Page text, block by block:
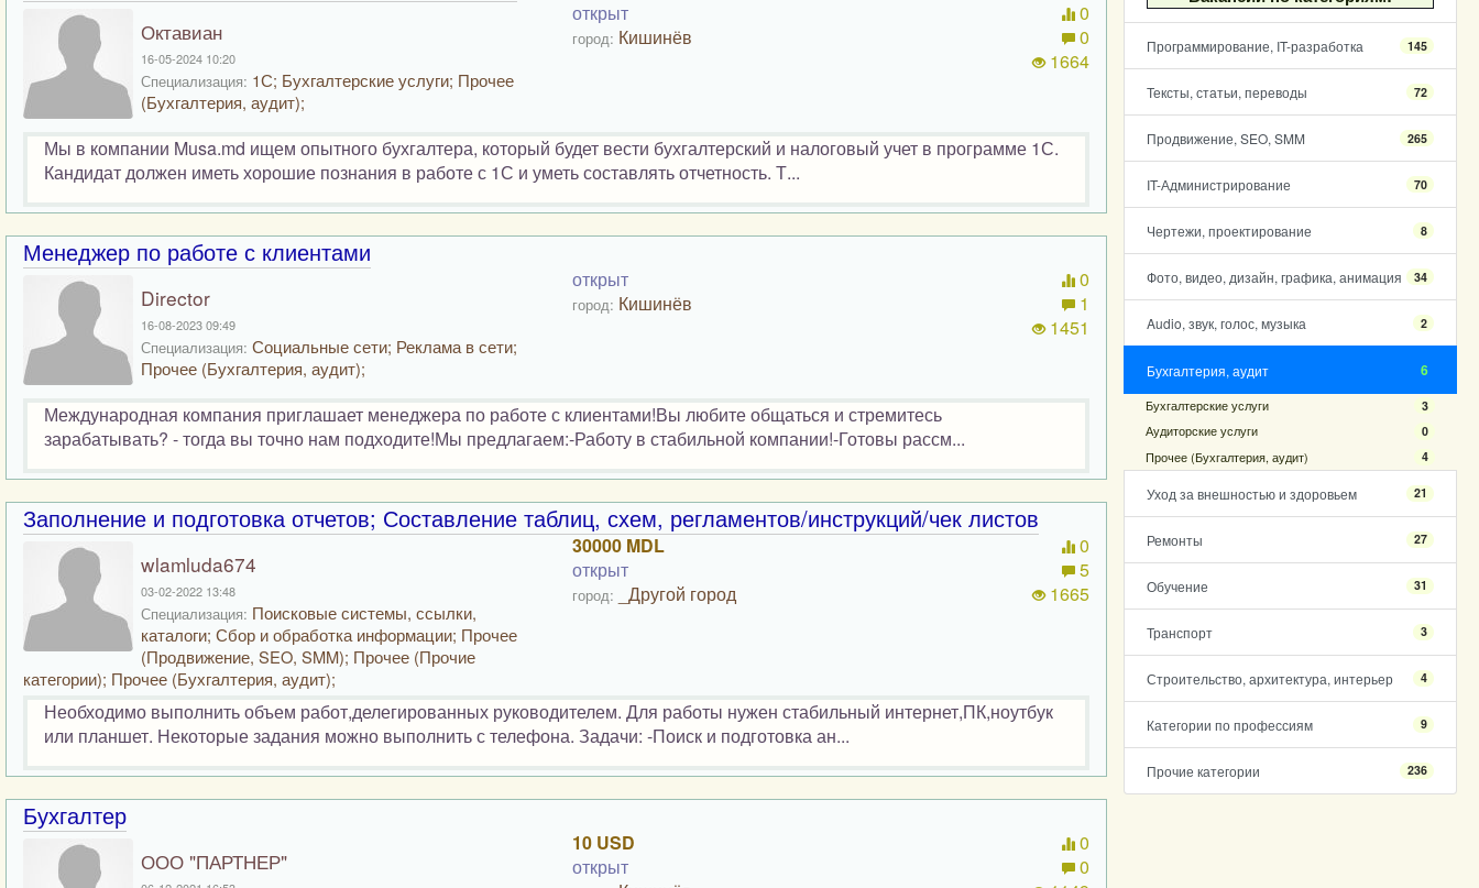
Программирование, IT-разработка 145
Тексты, статьи, переводы 72
Продвижение, SEO, SMM 265
IT-Администрирование 70
Чертежи, проектирование 8
Фото, видео, дизайн, графика, анимация 34
Audio, звук, голос, музыка 2
Бухгалтерия, аудит 6
Бухгалтерские услуги 3
Аудиторские услуги 0
Прочее (Бухгалтерия, аудит) 4
Уход за внешностью и здоровьем 21
Ремонты 27
Обучение 31
Транспорт 3
Строительство, архитектура, интерьер 4
Категории по профессиям 9
Прочие категории 236
Октавиан
16-05-2024 10:20
Специализация: 1С; Бухгалтерские услуги; Прочее
(Бухгалтерия, аудит);
открыт
город: Кишинёв
0
0
1664
Мы в компании Musa.md ищем опытного бухгалтера, который будет вести бухгалтерский и налоговый учет в программе 1С.
Кандидат должен иметь хорошие познания в работе с 1С и уметь составлять отчетность. Т...
Менеджер по работе с клиентами
Director
16-08-2023 09:49
Специализация: Социальные сети; Реклама в сети;
Прочее (Бухгалтерия, аудит);
открыт
город: Кишинёв
0
1
1451
Международная компания приглашает менеджера по работе с клиентами!Вы любите общаться и стремитесь
зарабатывать? - тогда вы точно нам подходите!Мы предлагаем:-Работу в стабильной компании!-Готовы рассм...
Заполнение и подготовка отчетов; Составление таблиц, схем, регламентов/инструкций/чек листов
wlamluda674
03-02-2022 13:48
Специализация: Поисковые системы, ссылки,
каталоги; Сбор и обработка информации; Прочее
(Продвижение, SEO, SMM); Прочее (Прочие
категории); Прочее (Бухгалтерия, аудит);
30000 MDL
открыт
город: _Другой город
0
5
1665
Необходимо выполнить объем работ,делегированных руководителем. Для работы нужен стабильный интернет,ПК,ноутбук
или планшет. Некоторые задания можно выполнить с телефона. Задачи: -Поиск и подготовка ан...
Бухгалтер
ООО "ПАРТНЕР"
10 USD
открыт
0
0